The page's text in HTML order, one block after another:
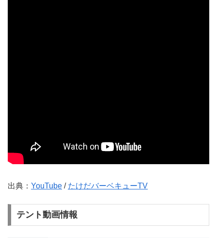
出典： YouTube / たけだバーベキューTV
テント動画情報